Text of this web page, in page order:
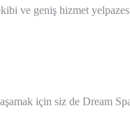
ve geniş hizmet
için siz de Dream